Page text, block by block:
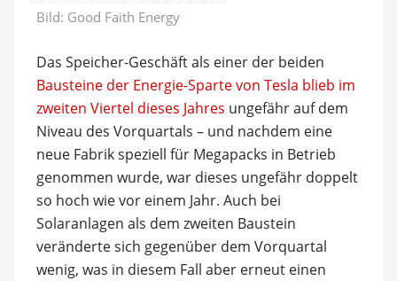
Bild: Good Faith Energy
Das Speicher-Geschäft als einer der beiden
Bausteine der Energie-Sparte von Tesla blieb im
zweiten Viertel dieses Jahres ungefähr auf dem
Niveau des Vorquartals – und nachdem eine
neue Fabrik speziell für Megapacks in Betrieb
genommen wurde, war dieses ungefähr doppelt
so hoch wie vor einem Jahr. Auch bei
Solaranlagen als dem zweiten Baustein
veränderte sich gegenüber dem Vorquartal
wenig, was in diesem Fall aber erneut einen